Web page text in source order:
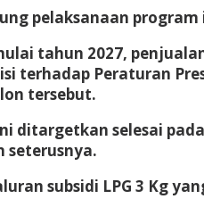
pelaksanaan
tahun 2027,
terhadap Peraturan
tersebut.
ditargetkan selesai
seterusnya.
subsidi LPG 3 Kg